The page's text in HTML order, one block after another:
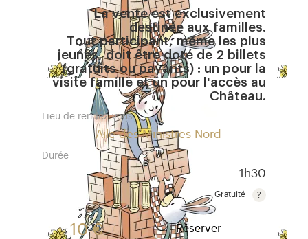
La vente est exclusivement
destinée aux familles.
Tout participant, même les plus
jeunes, doit être doté de 2 billets
(gratuits ou payants) : un pour la
visite famille et un pour l'accès au
Château.
Lieu de rendez-vous
Aile des Ministres Nord
Durée
1h30
Gratuité
Gratuit pour les enfants de moins de 10 ans.Tarif
10 € Réserver